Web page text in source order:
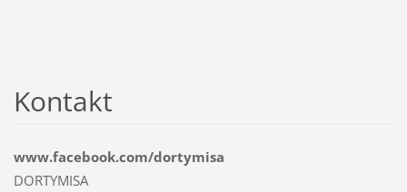
Kontakt
www.facebook.com/dortymisa
DORTYMISA